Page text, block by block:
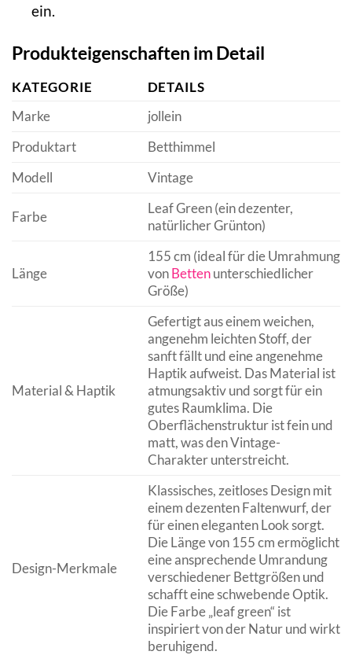
ein.
Produkteigenschaften im Detail
KATEGORIE
DETAILS
Marke
jollein
Produktart
Betthimmel
Modell
Vintage
Farbe
Leaf Green (ein dezenter,
natürlicher Grünton)
Länge
155 cm (ideal für die Umrahmung
vonBettenunterschiedlicher
Größe)
Material & Haptik
Gefertigt aus einem weichen,
angenehm leichten Stoff, der
sanft fällt und eine angenehme
Haptik aufweist. Das Material ist
atmungsaktiv und sorgt für ein
gutes Raumklima. Die
Oberflächenstruktur ist fein und
matt, was den Vintage-
Charakter unterstreicht.
Design-Merkmale
Klassisches, zeitloses Design mit
einem dezenten Faltenwurf, der
für einen eleganten Look sorgt.
Die Länge von 155 cm ermöglicht
eine ansprechende Umrandung
verschiedener Bettgrößen und
schafft eine schwebende Optik.
Die Farbe „leaf green“ ist
inspiriert von der Natur und wirkt
beruhigend.